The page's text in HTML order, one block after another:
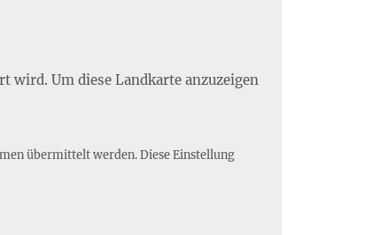
wird. Um diese Landkarte anzuzeigen
übermittelt werden. Diese Einstellung